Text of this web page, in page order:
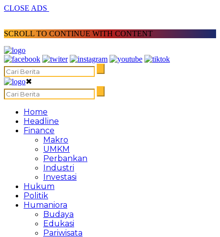
CLOSE ADS
SCROLL TO CONTINUE WITH CONTENT
✖
Home
Headline
Finance
Makro
UMKM
Perbankan
Industri
Investasi
Hukum
Politik
Humaniora
Budaya
Edukasi
Pariwisata